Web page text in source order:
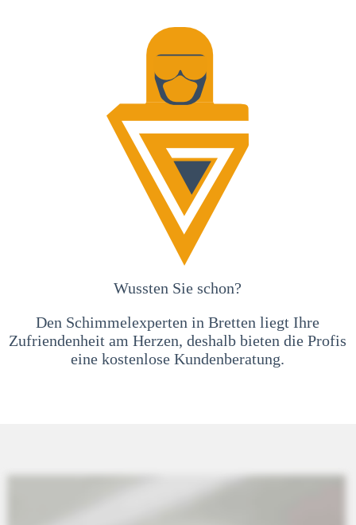
Wussten Sie schon?
Den Schimmelexperten in Bretten liegt Ihre
Zufriendenheit am Herzen, deshalb bieten die Profis
eine kostenlose Kundenberatung.